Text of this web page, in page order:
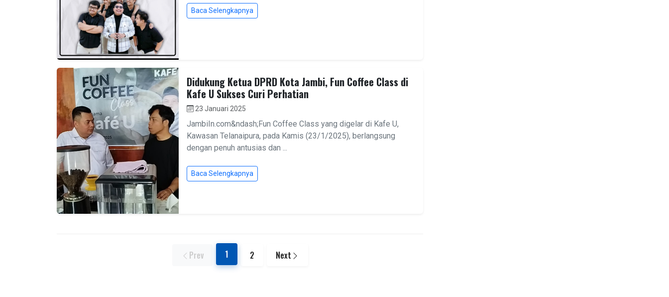
Baca Selengkapnya
Didukung Ketua DPRD Kota Jambi, Fun Coffee Class di
Kafe U Sukses Curi Perhatian
23 Januari 2025
JambiIn.com&ndash;Fun Coffee Class yang digelar di Kafe U,
Kawasan Telanaipura, pada Kamis (23/1/2025), berlangsung
dengan penuh antusias dan ...
Baca Selengkapnya
Prev 1 2 Next